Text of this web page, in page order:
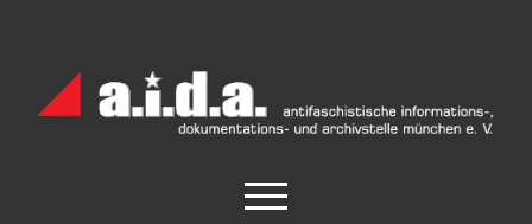
Archiv
München
open
menu